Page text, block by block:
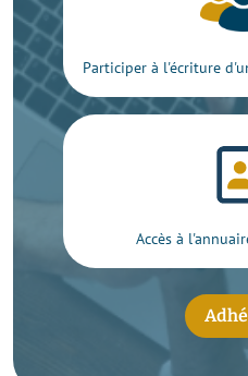
Participer à l'écriture
Accès à